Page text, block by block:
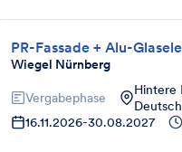
PR-Fassade + Alu-
Wiegel Nürnberg
Vergabephase
Hintere
16.11.2026-30.08.2027